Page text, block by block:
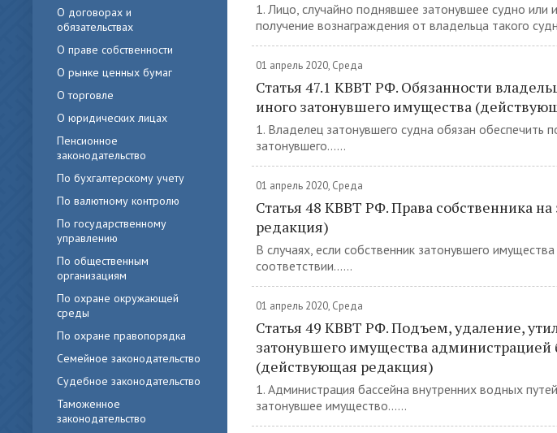
О договорах и
обязательствах
О праве собственности
О рынке ценных бумаг
О торговле
О юридических лицах
Пенсионное
законодательство
По бухгалтерскому учету
По валютному контролю
По государственному
управлению
По общественным
организациям
По охране окружающей
среды
По охране правопорядка
Семейное законодательство
Судебное законодательство
Таможенное
законодательство
1. Лицо, случайно поднявшее затонувшее судно
получение вознаграждения от владельца такого
01 апрель 2020, Среда
Статья 47.1 КВВТ РФ. Обязанности
иного затонувшего имущества
1. Владелец затонувшего судна обязан обеспечить
затонувшего......
01 апрель 2020, Среда
Статья 48 КВВТ РФ. Права собственника
редакция)
В случаях, если собственник затонувшего
соответствии......
01 апрель 2020, Среда
Статья 49 КВВТ РФ. Подъем, удаление,
затонувшего имущества администрацией
(действующая редакция)
1. Администрация бассейна внутренних водных
затонувшее имущество......